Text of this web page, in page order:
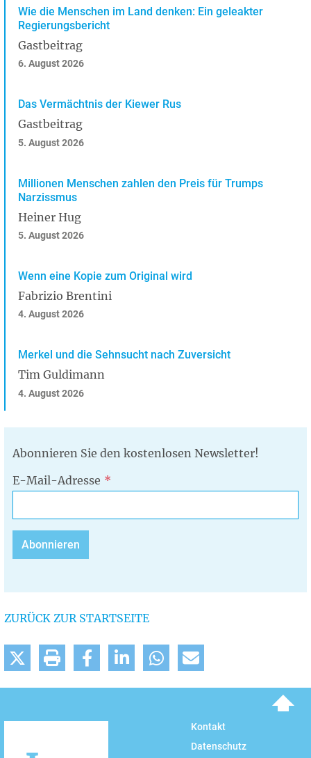
Wie die Menschen im Land denken: Ein geleakter
Regierungsbericht
Gastbeitrag
6. August 2026
Das Vermächtnis der Kiewer Rus
Gastbeitrag
5. August 2026
Millionen Menschen zahlen den Preis für Trumps
Narzissmus
Heiner Hug
5. August 2026
Wenn eine Kopie zum Original wird
Fabrizio Brentini
4. August 2026
Merkel und die Sehnsucht nach Zuversicht
Tim Guldimann
4. August 2026
Abonnieren Sie den kostenlosen Newsletter!
E-Mail-Adresse
ZURÜCK ZUR STARTSEITE
Kontakt
Datenschutz